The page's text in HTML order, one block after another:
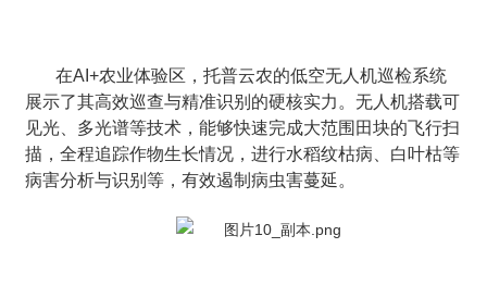
在AI+农业体验区，托普云农的低空无人机巡检系统
展示了其高效巡查与精准识别的硬核实力。无人机搭载可
见光、多光谱等技术，能够快速完成大范围田块的飞行扫
描，全程追踪作物生长情况，进行水稻纹枯病、白叶枯等
病害分析与识别等，有效遏制病虫害蔓延。